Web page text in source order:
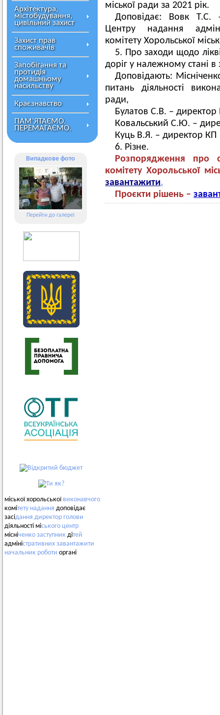
Архітектура,
містобудування,
цивільний захист
Захист прав
споживачів
Запобігання та
протидія
домашньому
насильству
Краєзнавство
ПАМ’ЯТАЄМО.
ПЕРЕМАГАЄМО.
Випадкове фото
Перейти до галереї
міської хорольської виконавчого
комітету надання доповідає
засідання директор голови
діяльності міського центр
місніченко заступник дітей
адміністративних завантажити
начальник роботи органі
міської ради за 2021 рік.
Доповідає: Вовк Т.С. –
Центру надання
комітету Хорольської
5. Про заходи щодо
доріг у належному стані
Доповідають:
питань діяльності
ради,
Булатов С.В. –
Ковальський С.Ю. –
Куць В.Я. – директор КП
6. Різне.
Розпорядження про
комітету Хорольської
завантажити.
Проєкти рішень –